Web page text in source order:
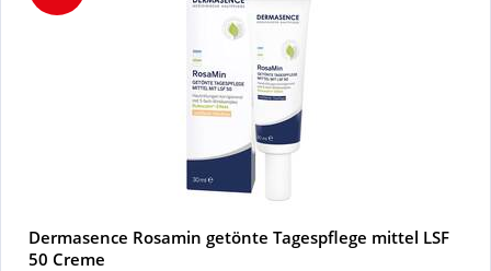
Dermasence Rosamin getönte Tagespflege mittel LSF
50 Creme